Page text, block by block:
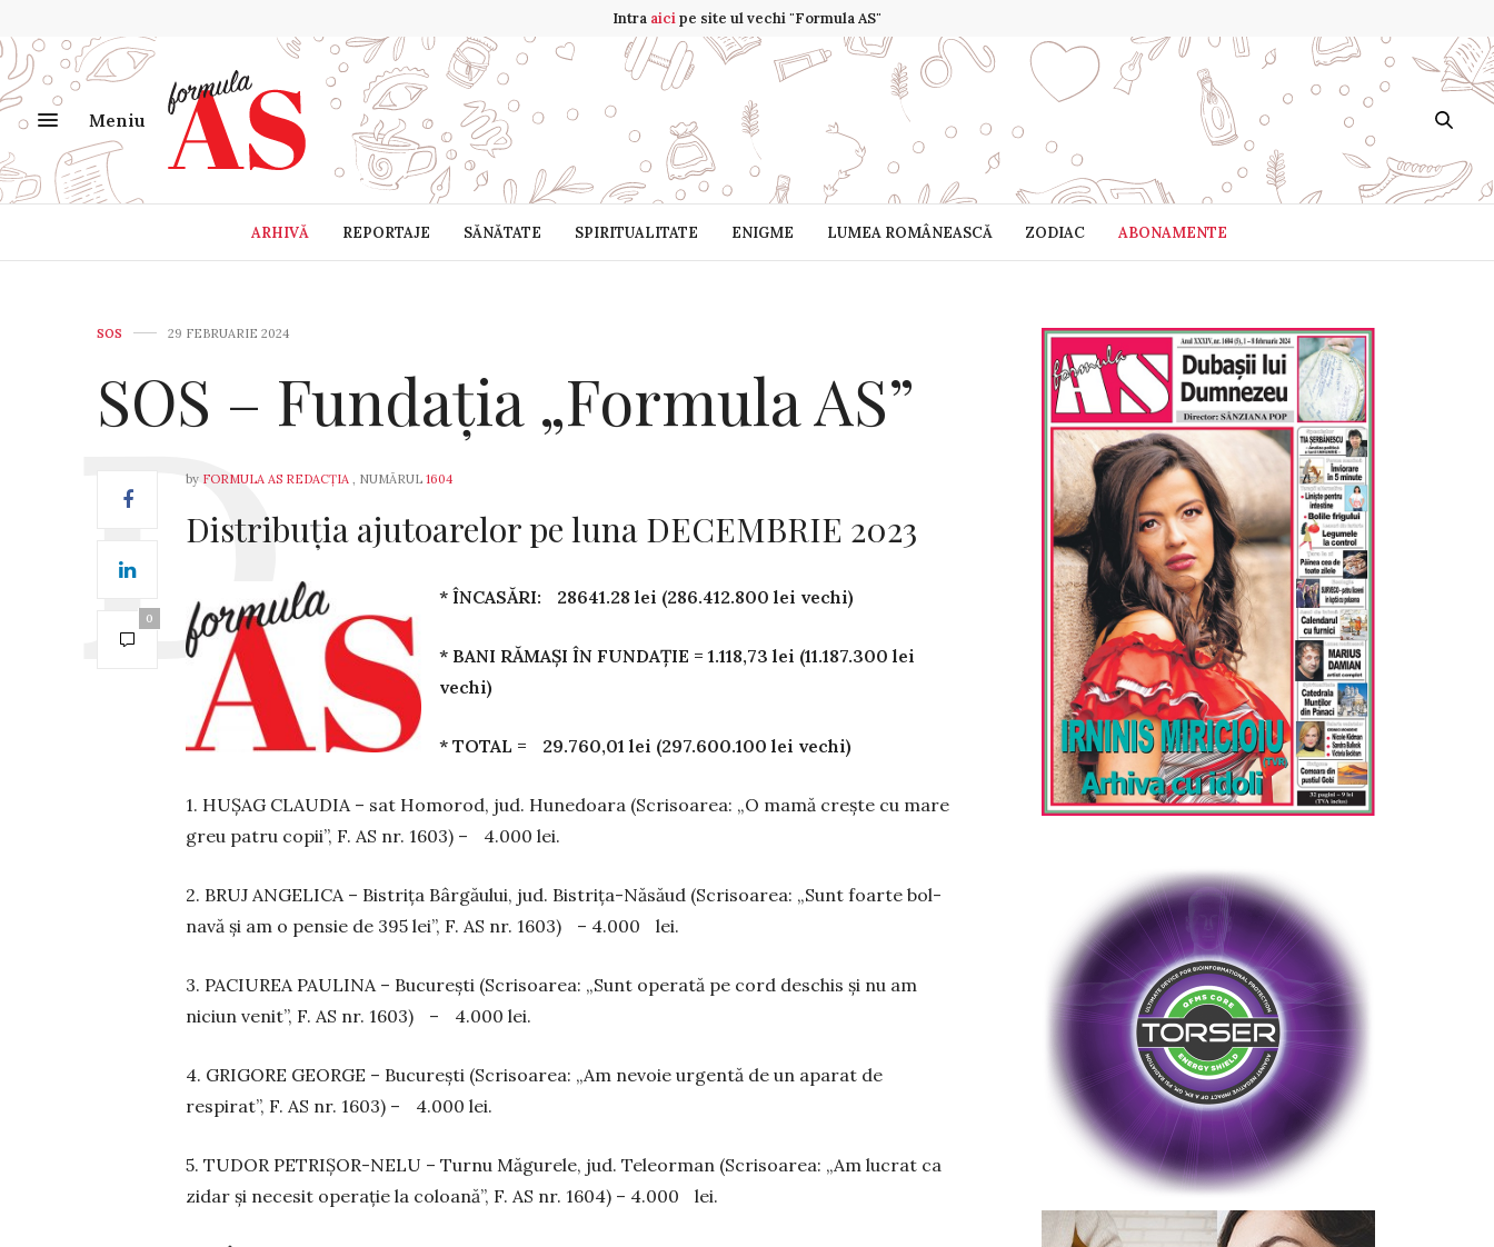
Intra aicipe site ul vechi "Formula AS"
Meniu
ARHIVĂ REPORTAJE SĂNĂTATE SPIRITUALITATE ENIGME LUMEA ROMÂNEASCĂ ZODIAC ABONAMENTE
SOS 29 FEBRUARIE 2024
SOS – Fundația „Formula AS”
0
by FORMULA AS REDACȚIA , NUMĂRUL 1604
Distribuția ajutoarelor pe luna DECEMBRIE 2023
* ÎNCASĂRI: 28641.28 lei (286.412.800 lei vechi)
* BANI RĂMAȘI ÎN FUNDAȚIE = 1.118,73 lei (11.187.300 lei
vechi)
* TOTAL = 29.760,01 lei (297.600.100 lei vechi)
1. HUȘAG CLAUDIA – sat Homorod, jud. Hunedoara (Scrisoarea: „O mamă crește cu mare
greu patru copii”, F. AS nr. 1603) – 4.000 lei.
2. BRUJ ANGELICA – Bistrița Bârgăului, jud. Bistrița-Năsăud (Scrisoarea: „Sunt foarte bol­
navă și am o pensie de 395 lei”, F. AS nr. 1603) – 4.000 lei.
3. PACIUREA PAULINA – București (Scri­­soarea: „Sunt operată pe cord deschis și nu am
niciun venit”, F. AS nr. 1603) – 4.000 lei.
4. GRIGORE GEORGE – București (Scri­soarea: „Am nevoie urgentă de un aparat de
respirat”, F. AS nr. 1603) – 4.000 lei.
5. TUDOR PETRIȘOR-NELU – Turnu Mă­­gu­rele, jud. Teleorman (Scrisoarea: „Am lucrat ca
zidar și necesit operație la coloană”, F. AS nr. 1604) – 4.000 lei.